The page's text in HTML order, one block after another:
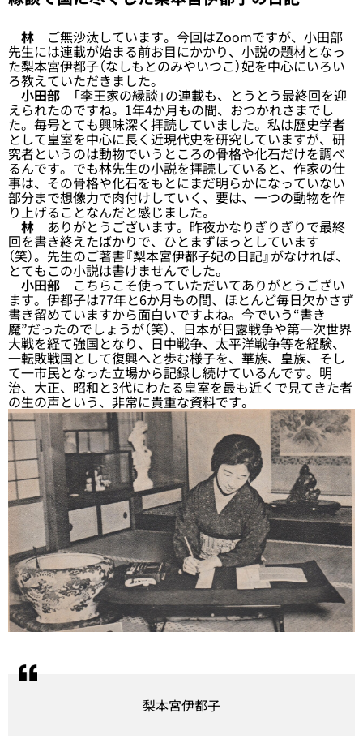
林 ご無沙汰しています。今回はZoomですが、小田部
先生には連載が始まる前お目にかかり、小説の題材となっ
た梨本宮伊都子（なしもとのみやいつこ）妃を中心にいろい
ろ教えていただきました。
小田部 「李王家の縁談」の連載も、とうとう最終回を迎
えられたのですね。1年4か月もの間、おつかれさまでし
た。毎号とても興味深く拝読していました。私は歴史学者
として皇室を中心に長く近現代史を研究していますが、研
究者というのは動物でいうところの骨格や化石だけを調べ
るんです。でも林先生の小説を拝読していると、作家の仕
事は、その骨格や化石をもとにまだ明らかになっていない
部分まで想像力で肉付けしていく、要は、一つの動物を作
り上げることなんだと感じました。
林 ありがとうございます。昨夜かなりぎりぎりで最終
回を書き終えたばかりで、ひとまずほっとしています
（笑）。先生のご著書『梨本宮伊都子妃の日記』がなければ、
とてもこの小説は書けませんでした。
小田部 こちらこそ使っていただいてありがとうござい
ます。伊都子は77年と6か月もの間、ほとんど毎日欠かさず
書き留めていますから面白いですよね。今でいう“書き
魔”だったのでしょうが（笑）、日本が日露戦争や第一次世界
大戦を経て強国となり、日中戦争、太平洋戦争等を経験、
一転敗戦国として復興へと歩む様子を、華族、皇族、そし
て一市民となった立場から記録し続けているんです。明
治、大正、昭和と3代にわたる皇室を最も近くで見てきた者
の生の声という、非常に貴重な資料です。
梨本宮伊都子